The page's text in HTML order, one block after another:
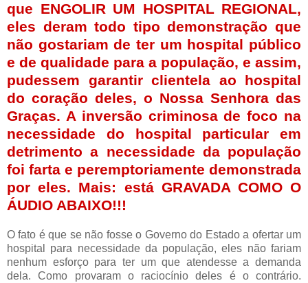
que ENGOLIR UM HOSPITAL REGIONAL,
eles deram todo tipo demonstração que
não gostariam de ter um hospital público
e de qualidade para a população, e assim,
pudessem garantir clientela ao hospital
do coração deles, o Nossa Senhora das
Graças. A inversão criminosa de foco na
necessidade do hospital particular em
detrimento a necessidade da população
foi farta e peremptoriamente demonstrada
por eles. Mais: está GRAVADA COMO O
ÁUDIO ABAIXO!!!
O fato é que se não fosse o Governo do Estado a ofertar um
hospital para necessidade da população, eles não fariam
nenhum esforço para ter um que atendesse a demanda
dela. Como provaram o raciocínio deles é o contrário.